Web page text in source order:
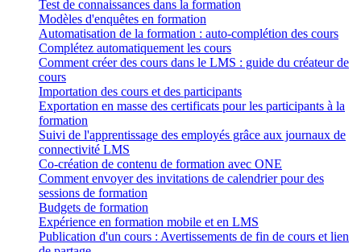
Test de connaissances dans la formation
Modèles d'enquêtes en formation
Automatisation de la formation : auto-complétion des cours
Complétez automatiquement les cours
Comment créer des cours dans le LMS : guide du créateur de
cours
Importation des cours et des participants
Exportation en masse des certificats pour les participants à la
formation
Suivi de l'apprentissage des employés grâce aux journaux de
connectivité LMS
Co-création de contenu de formation avec ONE
Comment envoyer des invitations de calendrier pour des
sessions de formation
Budgets de formation
Expérience en formation mobile et en LMS
Publication d'un cours : Avertissements de fin de cours et lien